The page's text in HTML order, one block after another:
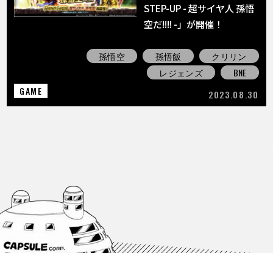
STEP-UP - 超サイヤ人 孫悟
空だ!!!! -」が開催！
孫悟空 孫悟飯
クリリン
レジェンズ
BNE
GAME
2023.08.30